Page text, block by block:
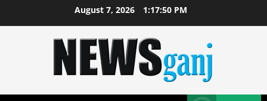
August 7, 2026 1:17:51 PM